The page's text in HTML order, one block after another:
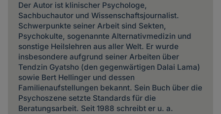
Der Autor ist klinischer Psychologe,
Sachbuchautor und Wissenschaftsjournalist.
Schwerpunkte seiner Arbeit sind Sekten,
Psychokulte, sogenannte Alternativmedizin und
sonstige Heilslehren aus aller Welt. Er wurde
insbesondere aufgrund seiner Arbeiten über
Tendzin Gyatsho (den gegenwärtigen Dalai Lama)
sowie Bert Hellinger und dessen
Familienaufstellungen bekannt. Sein Buch über die
Psychoszene setzte Standards für die
Beratungsarbeit. Seit 1988 schreibt er u. a.